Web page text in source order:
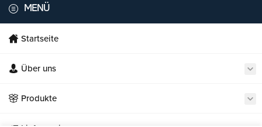
MENÜ
Startseite
Über uns
Produkte